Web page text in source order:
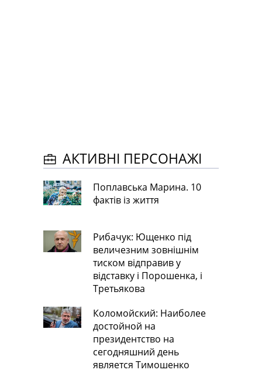
АКТИВНІ ПЕРСОНАЖІ
Поплавська Марина. 10
фактів із життя
Рибачук: Ющенко під
величезним зовнішнім
тиском відправив у
відставку і Порошенка, і
Третьякова
Коломойский: Наиболее
достойной на
президентство на
сегодняшний день
является Тимошенко